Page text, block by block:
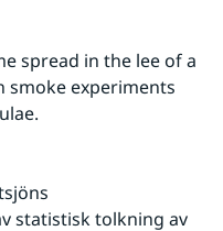
spread in the lee of a
smoke experiments
statistisk tolkning av